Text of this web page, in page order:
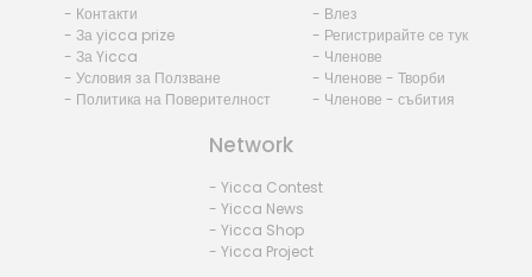
- Контакти
- За yicca prize
- За Yicca
- Условия за Ползване
- Политика на Поверителност
- Влез
- Регистрирайте се тук
- Членове
- Членове - Творби
- Членове - събития
Network
- Yicca Contest
- Yicca News
- Yicca Shop
- Yicca Project